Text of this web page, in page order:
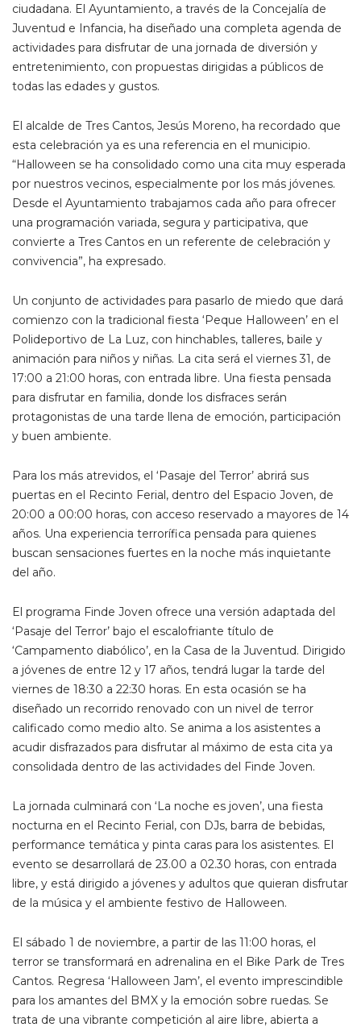
ciudadana. El Ayuntamiento, a través de la Concejalía de
Juventud e Infancia, ha diseñado una completa agenda de
actividades para disfrutar de una jornada de diversión y
entretenimiento, con propuestas dirigidas a públicos de
todas las edades y gustos.
El alcalde de Tres Cantos, Jesús Moreno, ha recordado que
esta celebración ya es una referencia en el municipio.
“Halloween se ha consolidado como una cita muy esperada
por nuestros vecinos, especialmente por los más jóvenes.
Desde el Ayuntamiento trabajamos cada año para ofrecer
una programación variada, segura y participativa, que
convierte a Tres Cantos en un referente de celebración y
convivencia”, ha expresado.
Un conjunto de actividades para pasarlo de miedo que dará
comienzo con la tradicional fiesta ‘Peque Halloween’ en el
Polideportivo de La Luz, con hinchables, talleres, baile y
animación para niños y niñas. La cita será el viernes 31, de
17:00 a 21:00 horas, con entrada libre. Una fiesta pensada
para disfrutar en familia, donde los disfraces serán
protagonistas de una tarde llena de emoción, participación
y buen ambiente.
Para los más atrevidos, el ‘Pasaje del Terror’ abrirá sus
puertas en el Recinto Ferial, dentro del Espacio Joven, de
20:00 a 00:00 horas, con acceso reservado a mayores de 14
años. Una experiencia terrorífica pensada para quienes
buscan sensaciones fuertes en la noche más inquietante
del año.
El programa Finde Joven ofrece una versión adaptada del
‘Pasaje del Terror’ bajo el escalofriante título de
‘Campamento diabólico’, en la Casa de la Juventud. Dirigido
a jóvenes de entre 12 y 17 años, tendrá lugar la tarde del
viernes de 18:30 a 22:30 horas. En esta ocasión se ha
diseñado un recorrido renovado con un nivel de terror
calificado como medio alto. Se anima a los asistentes a
acudir disfrazados para disfrutar al máximo de esta cita ya
consolidada dentro de las actividades del Finde Joven.
La jornada culminará con ‘La noche es joven’, una fiesta
nocturna en el Recinto Ferial, con DJs, barra de bebidas,
performance temática y pinta caras para los asistentes. El
evento se desarrollará de 23.00 a 02.30 horas, con entrada
libre, y está dirigido a jóvenes y adultos que quieran disfrutar
de la música y el ambiente festivo de Halloween.
El sábado 1 de noviembre, a partir de las 11:00 horas, el
terror se transformará en adrenalina en el Bike Park de Tres
Cantos. Regresa ‘Halloween Jam’, el evento imprescindible
para los amantes del BMX y la emoción sobre ruedas. Se
trata de una vibrante competición al aire libre, abierta a